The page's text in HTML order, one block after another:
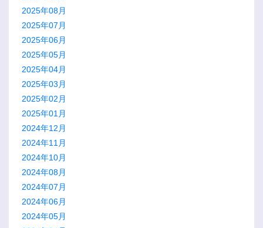
2025年08月
2025年07月
2025年06月
2025年05月
2025年04月
2025年03月
2025年02月
2025年01月
2024年12月
2024年11月
2024年10月
2024年08月
2024年07月
2024年06月
2024年05月